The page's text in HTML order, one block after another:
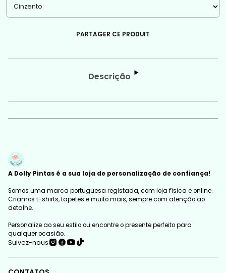
PARTAGER CE PRODUIT
Descrição
A Dolly Pintas é a sua loja de personalização de confiança!
Somos uma marca portuguesa registada, com loja física e online.
Criamos t-shirts, tapetes e muito mais, sempre com atenção ao
detalhe.
Personalize ao seu estilo ou encontre o presente perfeito para
qualquer ocasião.
Suivez-nous